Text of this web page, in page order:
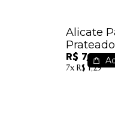
Alicate
R$ 7,49
7x R$ 1,29